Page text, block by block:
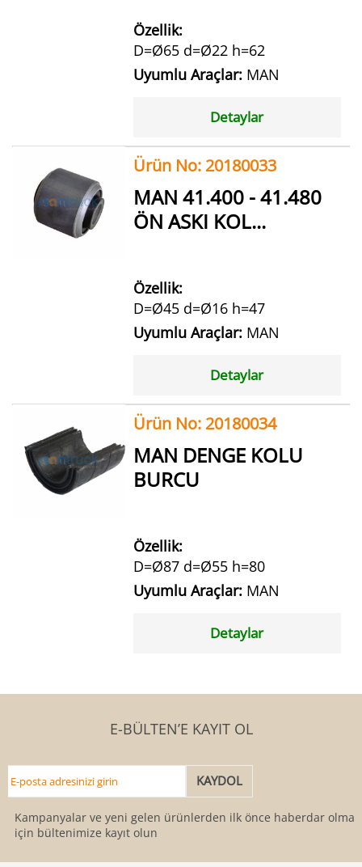
Özellik:
D=Ø65 d=Ø22 h=62
Uyumlu Araçlar: MAN
Detaylar
Ürün No: 20180033
MAN 41.400 - 41.480
ÖN ASKI KOL...
Özellik:
D=Ø45 d=Ø16 h=47
Uyumlu Araçlar: MAN
Detaylar
Ürün No: 20180034
MAN DENGE KOLU
BURCU
Özellik:
D=Ø87 d=Ø55 h=80
Uyumlu Araçlar: MAN
Detaylar
E-BÜLTEN’E KAYIT OL
Kampanyalar ve yeni gelen ürünlerden ilk önce haberdar olmak
için bültenimize kayıt olun